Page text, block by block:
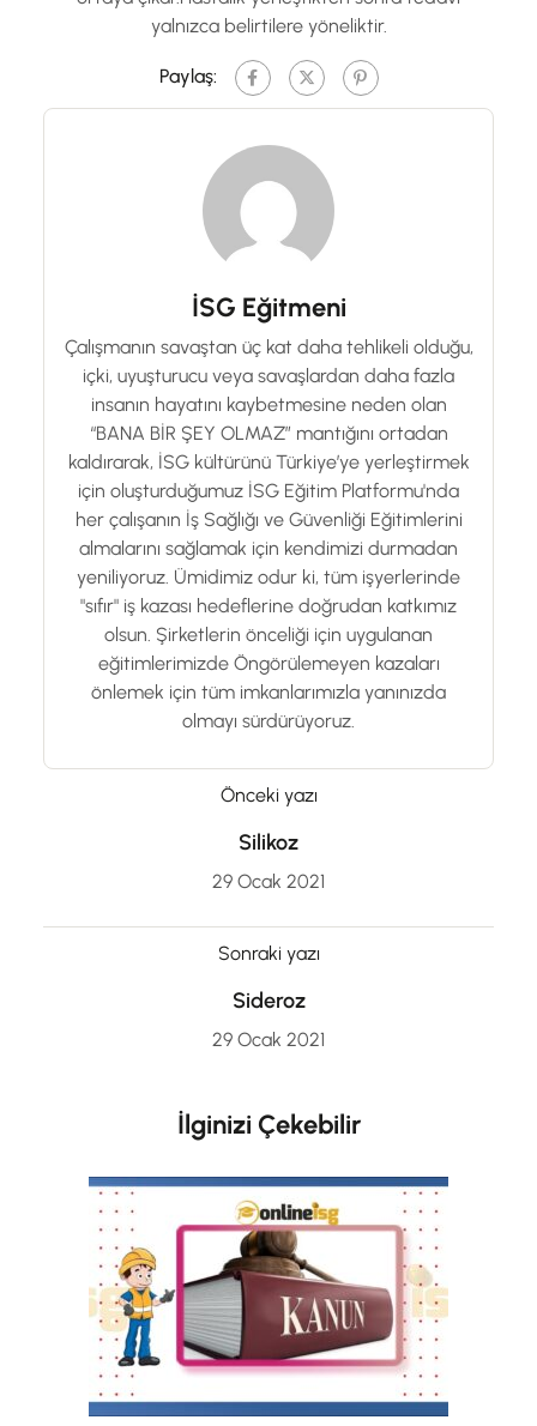
yalnızca belirtilere yöneliktir.
Paylaş:
İSG Eğitmeni
Çalışmanın savaştan üç kat daha tehlikeli olduğu,
içki, uyuşturucu veya savaşlardan daha fazla
insanın hayatını kaybetmesine neden olan
“BANA BİR ŞEY OLMAZ” mantığını ortadan
kaldırarak, İSG kültürünü Türkiye’ye yerleştirmek
için oluşturduğumuz İSG Eğitim Platformu'nda
her çalışanın İş Sağlığı ve Güvenliği Eğitimlerini
almalarını sağlamak için kendimizi durmadan
yeniliyoruz. Ümidimiz odur ki, tüm işyerlerinde
"sıfır" iş kazası hedeflerine doğrudan katkımız
olsun. Şirketlerin önceliği için uygulanan
eğitimlerimizde Öngörülemeyen kazaları
önlemek için tüm imkanlarımızla yanınızda
olmayı sürdürüyoruz.
Önceki yazı
Silikoz
29 Ocak 2021
Sonraki yazı
Sideroz
29 Ocak 2021
İlginizi Çekebilir